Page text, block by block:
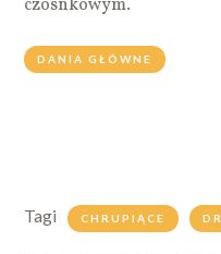
czosnkowym.
DANIA GŁÓWNE
Tagi CHRUPIĄCE